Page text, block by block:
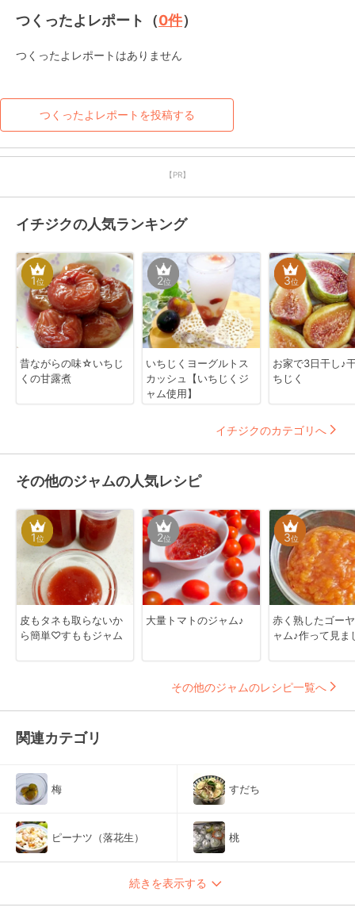
つくったよレポート（0件）
つくったよレポートはありません
つくったよレポートを投稿する
【PR】
イチジクの人気ランキング
1位
昔ながらの味☆いちじ
くの甘露煮
2位
いちじくヨーグルトス
カッシュ【いちじくジ
ャム使用】
3位
お家で3日干し♪
ちじく
イチジクのカテゴリへ
その他のジャムの人気レシピ
1位
皮もタネも取らないか
ら簡単♡すももジャム
2位
大量トマトのジャム♪
3位
赤く熟したゴー
ャム♪作って見ま
その他のジャムのレシピ一覧へ
関連カテゴリ
梅 すだち
ピーナツ（落花生） 桃
続きを表示する